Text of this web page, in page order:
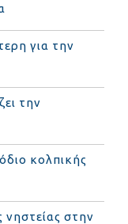
για την
την
κολπικής
νηστείας στην